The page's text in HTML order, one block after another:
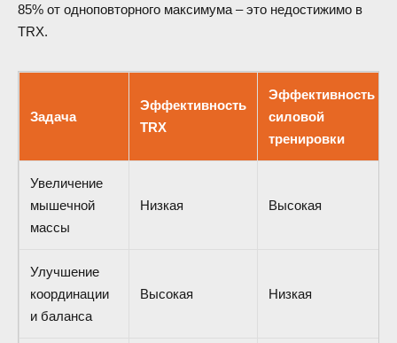
85% от одноповторного максимума – это недостижимо в
TRX.
Задача
Эффективность
TRX
Эффективность
силовой
тренировки
Увеличение
мышечной
массы
Низкая Высокая
Улучшение
координации
и баланса
Высокая Низкая